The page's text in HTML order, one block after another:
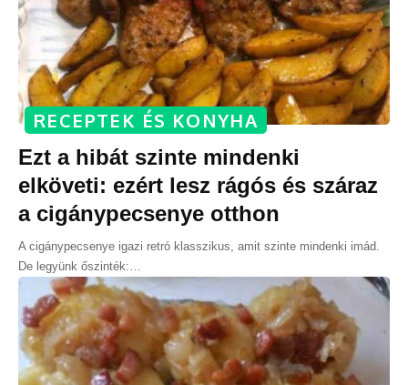
RECEPTEK ÉS KONYHA
Ezt a hibát szinte mindenki
elköveti: ezért lesz rágós és száraz
a cigánypecsenye otthon
A cigánypecsenye igazi retró klasszikus, amit szinte mindenki imád.
De legyünk őszinték: